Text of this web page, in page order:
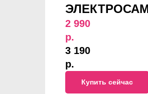
2 990
р.
3 190
р.
Купить сейчас